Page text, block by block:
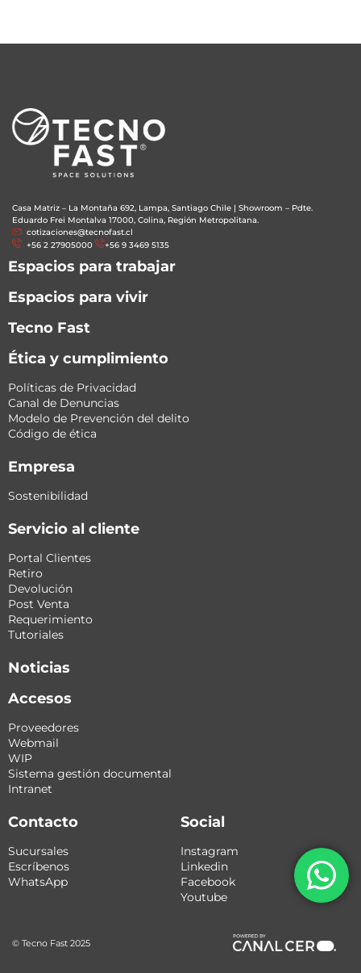
Casa Matriz – La Montaña 692, Lampa, Santiago Chile | Showroom – Pdte.
Eduardo Frei Montalva 17000, Colina, Región Metropolitana.
cotizaciones@tecnofast.cl
+56 2 27905000
+56 9 3469 5135
Espacios para trabajar
Espacios para vivir
Tecno Fast
Ética y cumplimiento
Políticas de Privacidad
Canal de Denuncias
Modelo de Prevención del delito
Código de ética
Empresa
Sostenibilidad
Servicio al cliente
Portal Clientes
Retiro
Devolución
Post Venta
Requerimiento
Tutoriales
Noticias
Accesos
Proveedores
Webmail
WIP
Sistema gestión documental
Intranet
Contacto
Sucursales
Escríbenos
WhatsApp
Social
Instagram
Linkedin
Facebook
Youtube
© Tecno Fast 2025